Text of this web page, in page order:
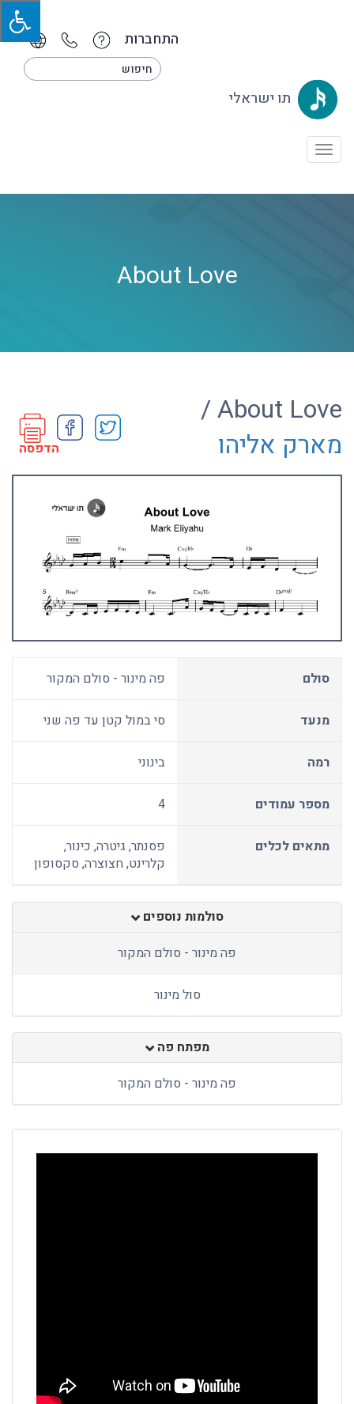
התחברות
תו ישראלי
Toggle
About Love
About Love /
מארק אליהו
הדפסה
סולם פה מינור - סולם המקור
מנעד סי במול קטן עד פה שני
רמה בינוני
מספר עמודים 4
מתאים לכלים
פסנתר, גיטרה, כינור,
קלרינט, חצוצרה, סקסופון
סולמות נוספים
פה מינור - סולם המקור
סול מינור
מפתח פה
פה מינור - סולם המקור